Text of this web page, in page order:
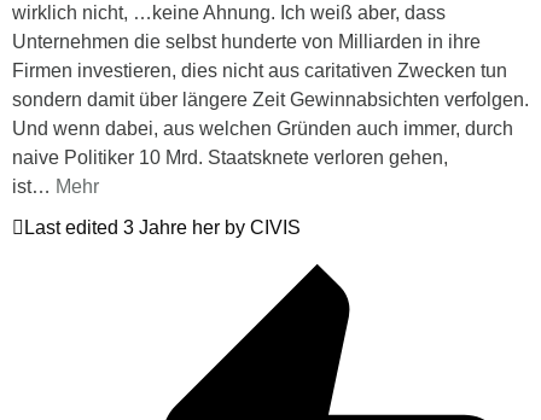
wirklich nicht, …keine Ahnung. Ich weiß aber, dass
Unternehmen die selbst hunderte von Milliarden in ihre
Firmen investieren, dies nicht aus caritativen Zwecken tun
sondern damit über längere Zeit Gewinnabsichten verfolgen.
Und wenn dabei, aus welchen Gründen auch immer, durch
naive Politiker 10 Mrd. Staatsknete verloren gehen,
ist… Mehr
Last edited 3 Jahre her by CIVIS